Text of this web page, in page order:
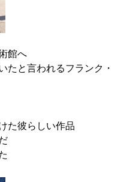
館へ
たと言われるフランク・
た彼らしい作品